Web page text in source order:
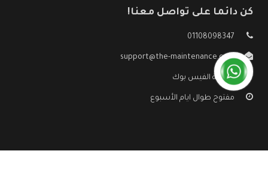
كن دائما على تواصل معنا!
01108098347
support@the-maintenance.com
صفحة الفيس بوك
مفتوح طوال ايام الأسبوع